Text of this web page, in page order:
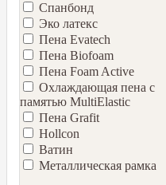
Спанбонд
Эко латекс
Пена Evatech
Пена Biofoam
Пена Foam Active
Охлаждающая пена с
памятью MultiElastic
Пена Grafit
Hollcon
Ватин
Металлическая рамка